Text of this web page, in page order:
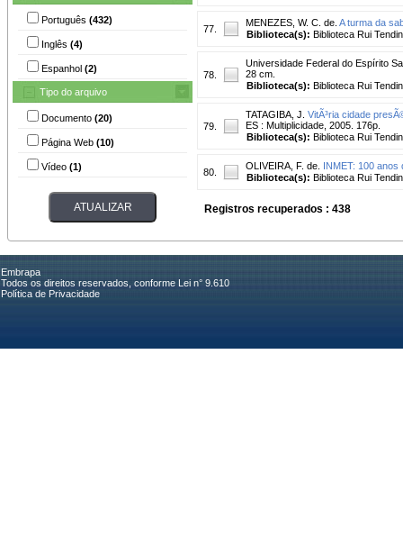
Português (432)
Inglês (4)
Espanhol (2)
Tipo do arquivo
Documento (20)
Página Web (10)
Vídeo (1)
77.
MENEZES, W. C. de. A turma da
Biblioteca(s): Biblioteca Rui
78.
Universidade Federal do Espírito
28 cm.
Biblioteca(s): Biblioteca Rui
79.
TATAGIBA, J. VitÃ³ria cidade
ES : Multiplicidade, 2005. 176p.
Biblioteca(s): Biblioteca Rui
80.
OLIVEIRA, F. de. INMET: 100 anos
Biblioteca(s): Biblioteca Rui
Registros recuperados : 438
Embrapa
Todos os direitos reservados, conforme Lei n° 9.610
Política de Privacidade